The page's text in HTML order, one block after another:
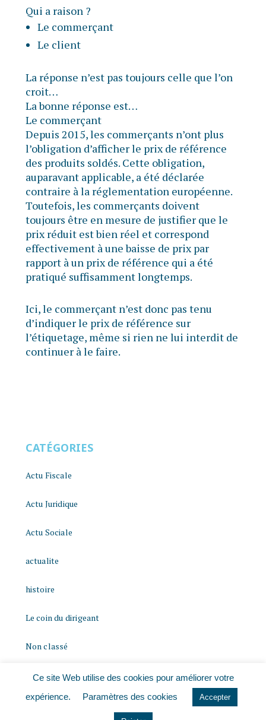
Qui a raison ?
Le commerçant
Le client
La réponse n’est pas toujours celle que l’on
croit…
La bonne réponse est…
Le commerçant
Depuis 2015, les commerçants n’ont plus
l’obligation d’afficher le prix de référence
des produits soldés. Cette obligation,
auparavant applicable, a été déclarée
contraire à la réglementation européenne.
Toutefois, les commerçants doivent
toujours être en mesure de justifier que le
prix réduit est bien réel et correspond
effectivement à une baisse de prix par
rapport à un prix de référence qui a été
pratiqué suffisamment longtemps.
Ici, le commerçant n’est donc pas tenu
d’indiquer le prix de référence sur
l’étiquetage, même si rien ne lui interdit de
continuer à le faire.
CATÉGORIES
Actu Fiscale
Actu Juridique
Actu Sociale
actualite
histoire
Le coin du dirigeant
Non classé
quizz
Ce site Web utilise des cookies pour améliorer votre
expérience.
Paramètres des cookies Accepter